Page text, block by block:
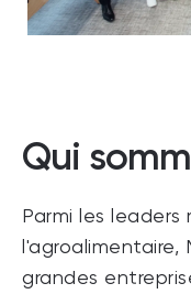
Qui
Parmi les leaders
l'agroalimentaire,
grandes